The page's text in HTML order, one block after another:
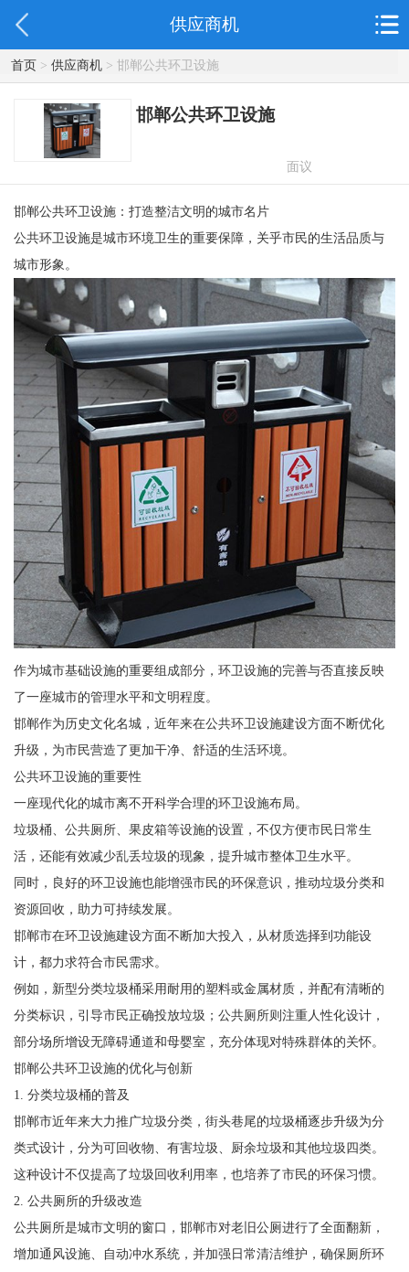
供应商机
首页> 供应商机> 邯郸公共环卫设施
邯郸公共环卫设施
面议
邯郸公共环卫设施：打造整洁文明的城市名片
公共环卫设施是城市环境卫生的重要保障，关乎市民的生活品质与
城市形象。
作为城市基础设施的重要组成部分，环卫设施的完善与否直接反映
了一座城市的管理水平和文明程度。
邯郸作为历史文化名城，近年来在公共环卫设施建设方面不断优化
升级，为市民营造了更加干净、舒适的生活环境。
公共环卫设施的重要性
一座现代化的城市离不开科学合理的环卫设施布局。
垃圾桶、公共厕所、果皮箱等设施的设置，不仅方便市民日常生
活，还能有效减少乱丢垃圾的现象，提升城市整体卫生水平。
同时，良好的环卫设施也能增强市民的环保意识，推动垃圾分类和
资源回收，助力可持续发展。
邯郸市在环卫设施建设方面不断加大投入，从材质选择到功能设
计，都力求符合市民需求。
例如，新型分类垃圾桶采用耐用的塑料或金属材质，并配有清晰的
分类标识，引导市民正确投放垃圾；公共厕所则注重人性化设计，
部分场所增设无障碍通道和母婴室，充分体现对特殊群体的关怀。
邯郸公共环卫设施的优化与创新
1. 分类垃圾桶的普及
邯郸市近年来大力推广垃圾分类，街头巷尾的垃圾桶逐步升级为分
类式设计，分为可回收物、有害垃圾、厨余垃圾和其他垃圾四类。
这种设计不仅提高了垃圾回收利用率，也培养了市民的环保习惯。
2. 公共厕所的升级改造
公共厕所是城市文明的窗口，邯郸市对老旧公厕进行了全面翻新，
增加通风设施、自动冲水系统，并加强日常清洁维护，确保厕所环